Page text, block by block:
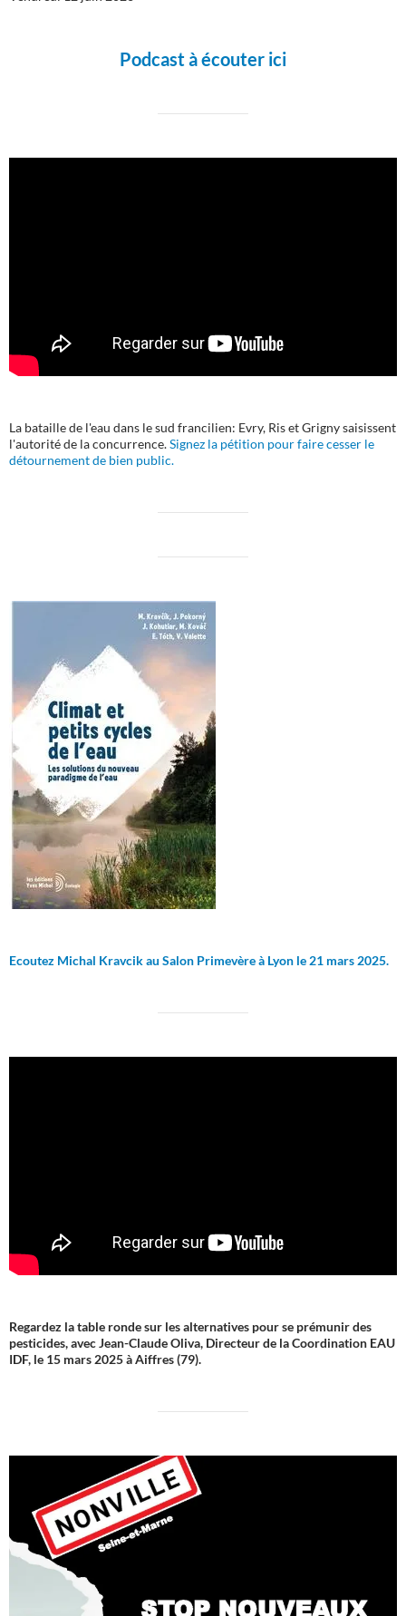
Podcast à écouter ici
La bataille de l'eau dans le sud francilien: Evry, Ris et Grigny saisissent
l'autorité de la concurrence.Signez la pétition pour faire cesser le
détournement de bien public.
Ecoutez Michal Kravcik au Salon Primevère à Lyon le 21 mars 2025.
Regardez la table ronde sur les alternatives pour se prémunir des
pesticides, avec Jean-Claude Oliva, Directeur de la Coordination EAU
IDF, le 15 mars 2025 à Aiffres (79).